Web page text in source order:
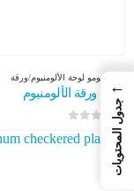
الألومنيومو لوحة الألومنيوم/ورقة
7050 ورقة الألومنيوم
0من 5
←
جدول المحتويات